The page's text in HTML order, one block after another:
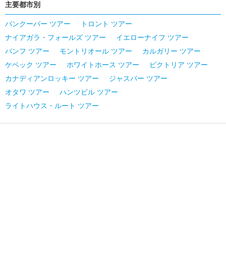
主要都市別
バンクーバー ツアー
トロント ツアー
ナイアガラ・フォールズ ツアー
イエローナイフ ツアー
バンフ ツアー
モントリオール ツアー
カルガリー ツアー
ケベック ツアー
ホワイトホース ツアー
ビクトリア ツアー
カナディアンロッキー ツアー
ジャスパー ツアー
オタワ ツアー
ハンツビル ツアー
ライトハウス・ルート ツアー